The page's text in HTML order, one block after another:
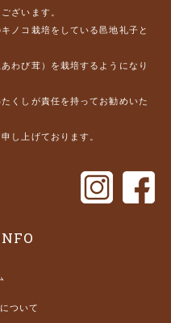
ざいます。
ノコ栽培をしている邑地礼子と
わび茸）を栽培するようになり
くしが責任を持ってお勧めいた
し上げております。
ついて